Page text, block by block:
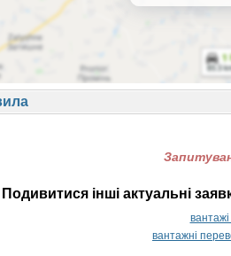
Подивитися інші актуальні
вантажні